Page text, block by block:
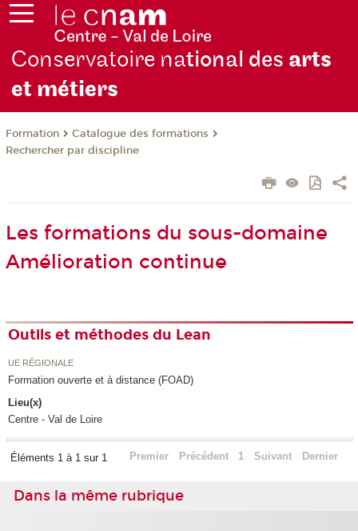
Conservatoire national des arts
et métiers
Formation
Catalogue des formations
Rechercher par discipline
Les formations du sous-domaine
Amélioration continue
Outils et méthodes du Lean
UE RÉGIONALE
Formation ouverte et à distance (FOAD)
Lieu(x)
Centre - Val de Loire
Éléments 1 à 1 sur 1 Premier Précédent 1 Suivant Dernier
Dans la même rubrique